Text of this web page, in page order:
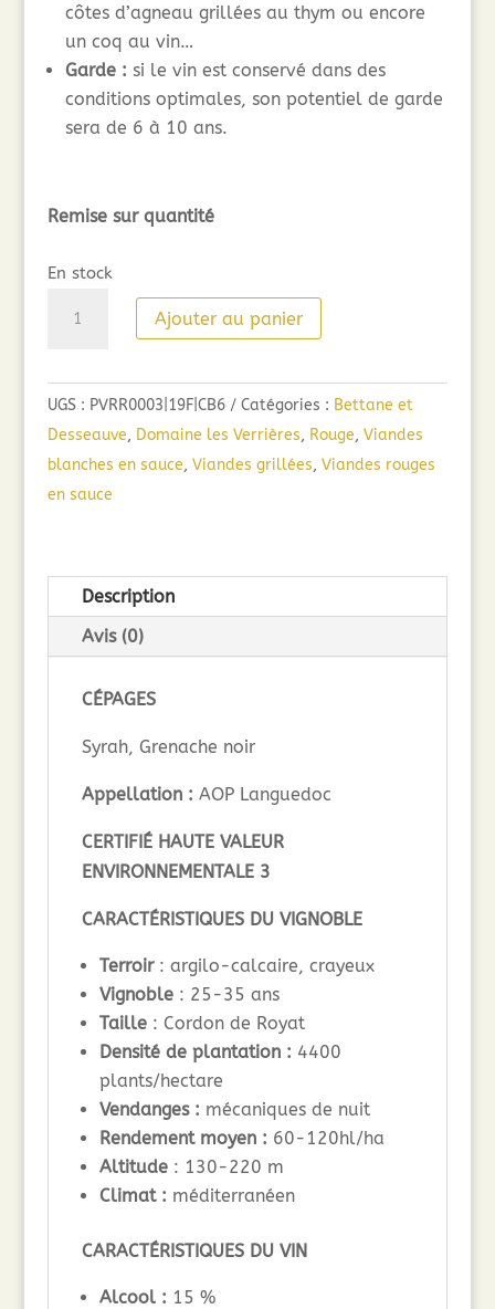
côtes d’agneau grillées au thym ou encore
un coq au vin…
Garde : si le vin est conservé dans des
conditions optimales, son potentiel de garde
sera de 6 à 10 ans.
Remise sur quantité
En stock
Ajouter au panier
UGS : PVRR0003|19F|CB6 Catégories : Bettane et
Desseauve, Domaine les Verrières, Rouge, Viandes
blanches en sauce, Viandes grillées, Viandes rouges
en sauce
Description
Avis (0)
CÉPAGES
Syrah, Grenache noir
Appellation : AOP Languedoc
CERTIFIÉHAUTE VALEUR
ENVIRONNEMENTALE 3
CARACTÉRISTIQUES DU VIGNOBLE
Terroir: argilo-calcaire, crayeux
Vignoble: 25-35 ans
Taille : Cordon de Royat
Densité de plantation : 4400
plants/hectare
Vendanges : mécaniques de nuit
Rendement moyen : 60-120hl/ha
Altitude : 130-220 m
Climat : méditerranéen
CARACTÉRISTIQUES DU VIN
Alcool : 15 %